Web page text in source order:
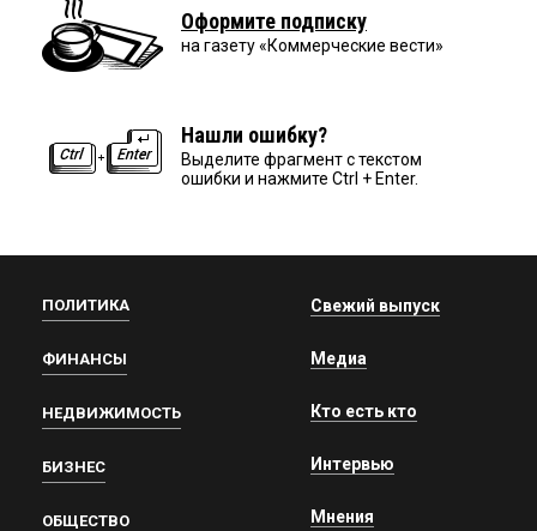
Оформите подписку
на газету «Коммерческие вести»
Нашли ошибку?
Выделите фрагмент с текстом
ошибки и нажмите Ctrl + Enter.
ПОЛИТИКА
ФИНАНСЫ
НЕДВИЖИМОСТЬ
БИЗНЕС
ОБЩЕСТВО
Свежий выпуск
Медиа
Кто есть кто
Интервью
Мнения